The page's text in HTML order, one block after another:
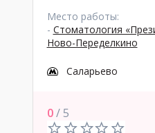
Место работы:
- Стоматология
Ново-Переделкино
Саларьево
0/ 5